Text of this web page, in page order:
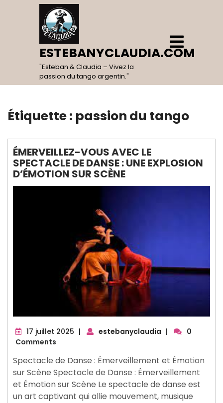
ESTEBANYCLAUDIA.COM
"Esteban & Claudia – Vivez la
passion du tango argentin."
Open
Menu
Étiquette : passion du tango
ÉMERVEILLEZ-VOUS AVEC LE
SPECTACLE DE DANSE : UNE EXPLOSION
D’ÉMOTION SUR SCÈNE
17 juillet 2025 17| estebanyclaudia |
0
Comments
Spectacle de Danse : Émerveillement et Émotion
sur Scène Spectacle de Danse : Émerveillement
et Émotion sur Scène Le spectacle de danse est
un art captivant qui allie mouvement, musique